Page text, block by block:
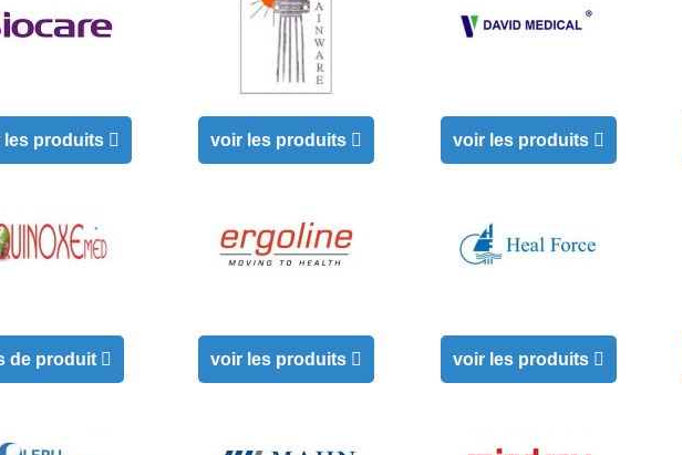
les produits voir les produits voir les produits
de produit voir les produits voir les produits